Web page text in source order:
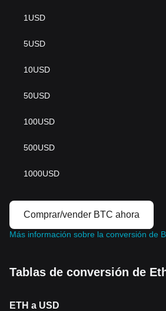
1 USD
5USD
10USD
50USD
100USD
500USD
1000USD
Comprar/vender BTC ahora
Más información sobre la conversión de
Tablas de conversión de
ETH a USD